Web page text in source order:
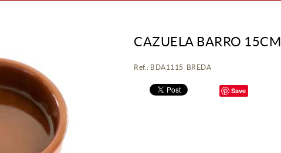
CAZUELA BARRO 15CM
Ref.: BDA1115 BREDA
Save